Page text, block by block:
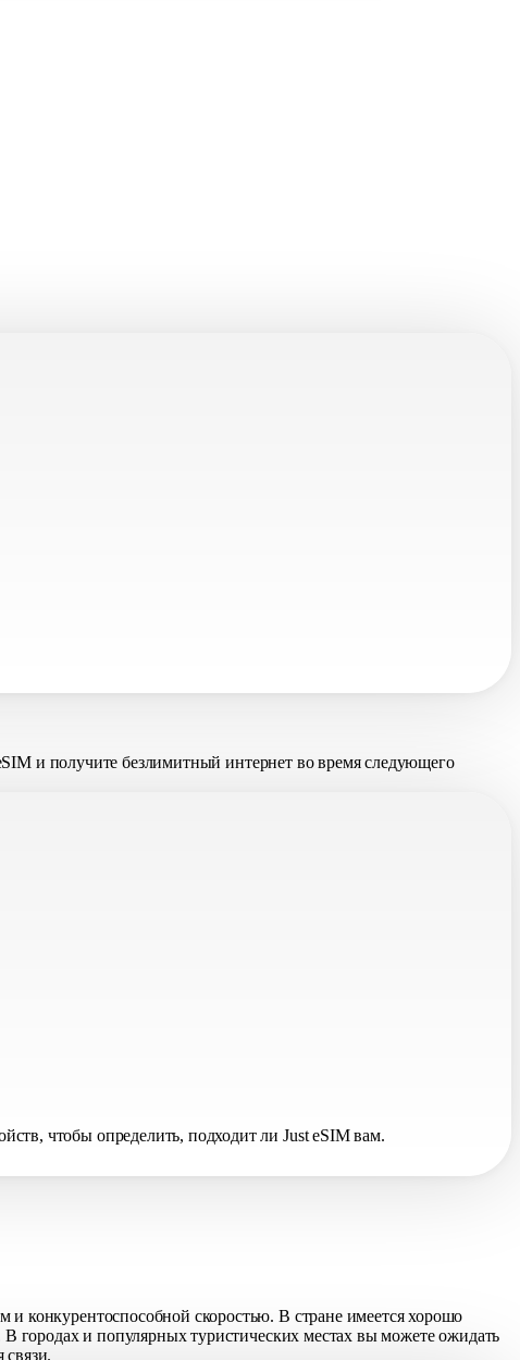
и получите безлимитный интернет во время следующего
чтобы определить, подходит ли Just eSIM вам.
конкурентоспособной скоростью. В стране имеется хорошо
городах и популярных туристических местах вы можете ожидать